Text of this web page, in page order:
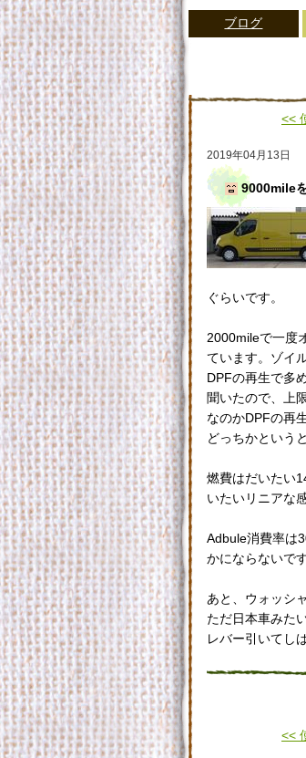
ブログ
<<
2019年04月13日
9000mile
ぐらいです。
2000mileで一度
ています。ゾイ
DPFの再生で多
聞いたので、上
なのかDPFの再
どっちかという
燃費はだいたい
いたいリニアな
Adbule消費率は
かにならないです
あと、ウォッシ
ただ日本車みた
レバー引いてし
<<